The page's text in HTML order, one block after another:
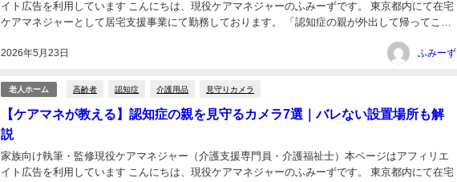
2026年5月23日
イト広告を利用しています こんにちは、現役ケアマネジャーのふみーずです。 東京都内にて在宅
ケアマネジャーとして居宅支援事業にて勤務しております。 「認知症の親が外出して帰ってこな
ふみーず
老人ホーム 高齢者 認知症 介護用品 見守りカメラ
【ケアマネが教える】認知症の親を見守るカメラ7選｜バレない設置場所も解
説
家族向け執筆・監修現役ケアマネジャー（介護支援専門員・介護福祉士）本ページはアフィリエ
イト広告を利用しています こんにちは、現役ケアマネジャーのふみーずです。 東京都内にて在宅